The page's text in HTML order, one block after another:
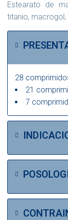
Estearato de
titanio, macrogol,
28
21
7